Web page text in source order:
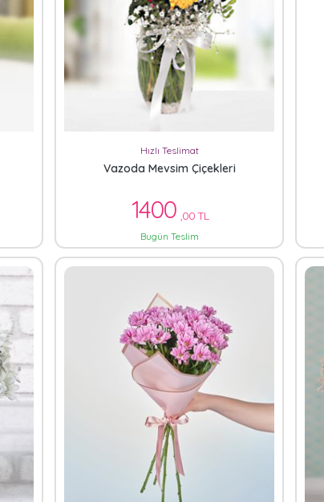
Hızlı Teslimat
Vazoda Mevsim Çiçekleri
1400 ,00 TL
Bugün Teslim